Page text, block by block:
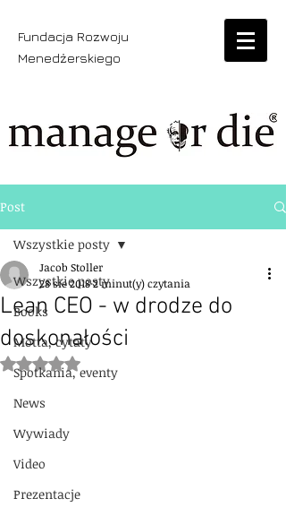
Fundacja Rozwoju
Menedżerskiego
Post
Wszystkie posty
Books
Motta, cytaty
Spotkania, eventy
News
Wywiady
Video
Prezentacje
Wszystkie posty
Lean CEO - w drodze do
doskonałości
Jacob Stoller
28 sie 20182 minut(y) czytania
Oceniono na NaN z 5 gwiazdek.